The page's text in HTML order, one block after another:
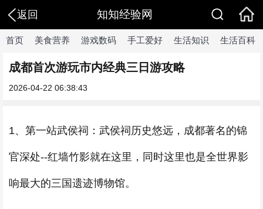
返回 知知经验网
首页 美食营养 游戏数码 手工爱好 生活知识 生活百科
成都首次游玩市内经典三日游攻略
2026-04-22 06:38:43
1、第一站武侯祠：武侯祠历史悠远，成都著名的锦
官深处--红墙竹影就在这里，同时这里也是全世界影
响最大的三国遗迹博物馆。